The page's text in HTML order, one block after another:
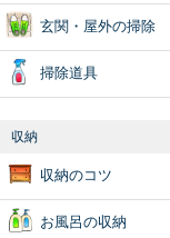
玄関・屋外の掃除
掃除道具
収納
収納のコツ
お風呂の収納